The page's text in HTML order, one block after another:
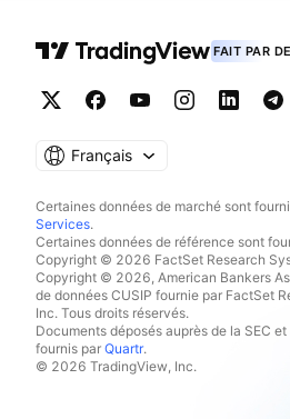
FAIT PAR
Français
Certaines données de marché sont
Services.
Certaines données de référence sont
Copyright © 2026 FactSet Research
Copyright © 2026, American Bankers
de données CUSIP fournie par FactSet
Inc. Tous droits réservés.
Documents déposés auprès de la SEC
fournis par Quartr.
© 2026 TradingView, Inc.